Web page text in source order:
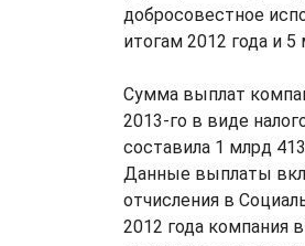
добросовестное
итогам 2012 года и
Сумма выплат
2013-го в виде
составила 1 млрд
Данные выплаты
отчисления в
2012 года компания